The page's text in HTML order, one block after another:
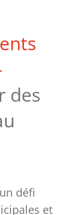
des
défi
et